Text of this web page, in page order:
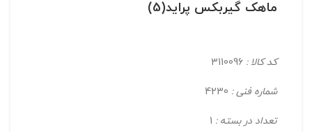
ماهک گیربکس پراید(5)
کد کالا :
شماره فنی :
تعداد در بسته :